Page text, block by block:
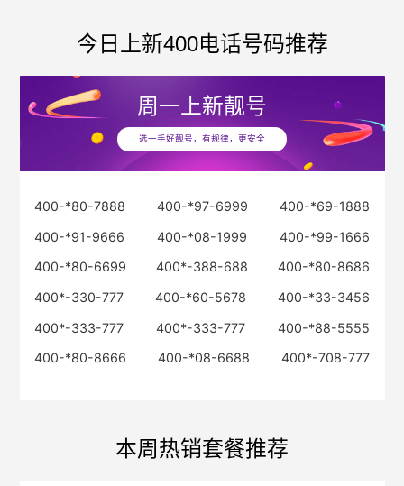
今日上新400电话号码推荐
周一上新靓号
选一手好靓号，有规律，更安全
400-*80-7888 400-*97-6999
400-*69-1888
400-*91-9666
400-*08-1999
400-*99-1666
400-*80-6699
400*-388-688
400-*80-8686
400*-330-777
400-*60-5678
400-*33-3456
400*-333-777
400*-333-777
400-*88-5555
400-*80-8666
400-*08-6688 400*-708-777
本周热销套餐推荐